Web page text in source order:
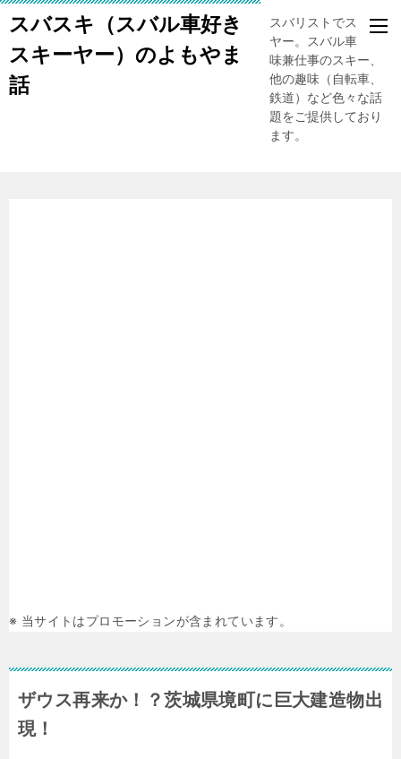
スバスキ（スバル車好き
スキーヤー）のよもやま
話
スバリストでスキー
ヤー。スバル車、趣
味兼仕事のスキー、
他の趣味（自転車、
鉄道）など色々な話
題をご提供しており
ます。
※ 当サイトはプロモーションが含まれています。
ザウス再来か！？茨城県境町に巨大建造物出
現！